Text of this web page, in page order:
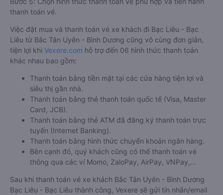
thanh toán vé.
Việc đặt mua và thanh toán vé xe khách đi Bạc Liêu - Bạc
Liêu từ Bắc Tân Uyên - Bình Dương cũng vô cùng đơn giản,
tiện lợi khi Vexere.com hỗ trợ đến 06 hình thức thanh toán
khác nhau bao gồm:
Thanh toán bằng tiền mặt tại các cửa hàng tiện lợi và
siêu thị gần nhà.
Thanh toán bằng thẻ thanh toán quốc tế (Visa, Master
Card, JCB).
Thanh toán bằng thẻ ATM đã đăng ký thanh toán trực
tuyến (Internet Banking).
Thanh toán bằng hình thức chuyển khoản ngân hàng.
Bên cạnh đó, quý khách cũng có thể thanh toán vé
thông qua các ví Momo, ZaloPay, AirPay, VNPay,…
Sau khi thanh toán vé xe khách Bắc Tân Uyên - Bình Dương
Bạc Liêu - Bạc Liêu thành công, Vexere sẽ gửi tin nhắn/email